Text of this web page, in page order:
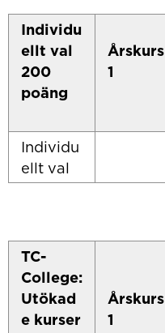
Individu
ellt val
200
poäng
Årskurs
1
Individu
ellt val
TC-
College:
Utökad
e kurser
Årskurs
1